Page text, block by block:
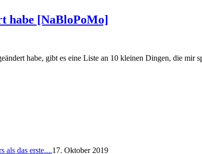
habe [NaBloPoMo]
habe, gibt es eine Liste an 10 kleinen Dingen, die mir
als das erste....17. Oktober 2019